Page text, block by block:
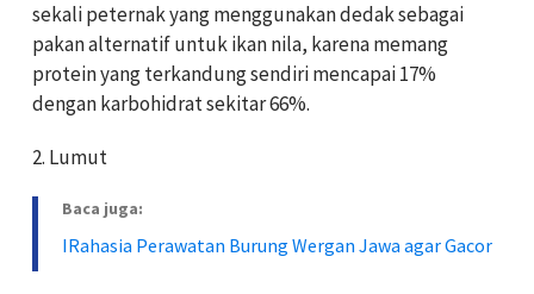
sekali peternak yang menggunakan dedak sebagai
pakan alternatif untuk ikan nila, karena memang
protein yang terkandung sendiri mencapai 17%
dengan karbohidrat sekitar 66%.
2. Lumut
Baca juga:
IRahasia Perawatan Burung Wergan Jawa agar Gacor